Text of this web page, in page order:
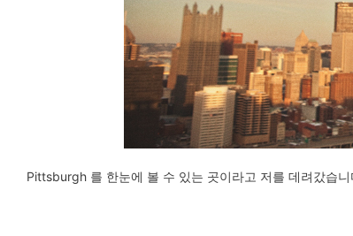
Pittsburgh 를 한눈에 볼 수 있는 곳이라고 저를 데려갔습